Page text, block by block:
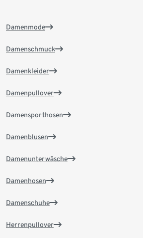
Damenmode
Damenschmuck
Damenkleider
Damenpullover
Damensporthosen
Damenblusen
Damenunterwäsche
Damenhosen
Damenschuhe
Herrenpullover